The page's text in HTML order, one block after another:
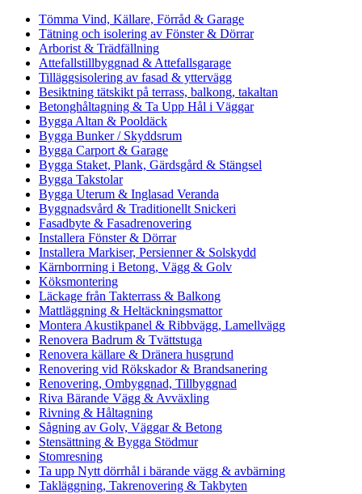
Tömma Vind, Källare, Förråd & Garage
Tätning och isolering av Fönster & Dörrar
Arborist & Trädfällning
Attefallstillbyggnad & Attefallsgarage
Tilläggsisolering av fasad & yttervägg
Besiktning tätskikt på terrass, balkong, takaltan
Betonghåltagning & Ta Upp Hål i Väggar
Bygga Altan & Pooldäck
Bygga Bunker / Skyddsrum
Bygga Carport & Garage
Bygga Staket, Plank, Gärdsgård & Stängsel
Bygga Takstolar
Bygga Uterum & Inglasad Veranda
Byggnadsvård & Traditionellt Snickeri
Fasadbyte & Fasadrenovering
Installera Fönster & Dörrar
Installera Markiser, Persienner & Solskydd
Kärnborrning i Betong, Vägg & Golv
Köksmontering
Läckage från Takterrass & Balkong
Mattläggning & Heltäckningsmattor
Montera Akustikpanel & Ribbvägg, Lamellvägg
Renovera Badrum & Tvättstuga
Renovera källare & Dränera husgrund
Renovering vid Rökskador & Brandsanering
Renovering, Ombyggnad, Tillbyggnad
Riva Bärande Vägg & Avväxling
Rivning & Håltagning
Sågning av Golv, Väggar & Betong
Stensättning & Bygga Stödmur
Stomresning
Ta upp Nytt dörrhål i bärande vägg & avbärning
Takläggning, Takrenovering & Takbyten